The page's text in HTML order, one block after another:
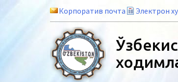
Корпоратив почта Электрон